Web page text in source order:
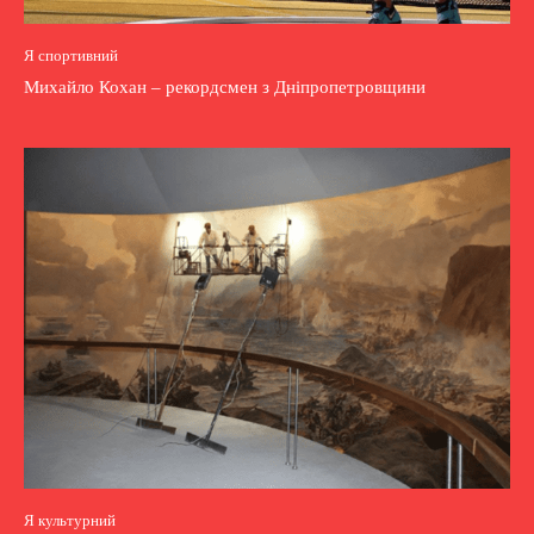
Я спортивний
Михайло Кохан – рекордсмен з Дніпропетровщини
Я культурний